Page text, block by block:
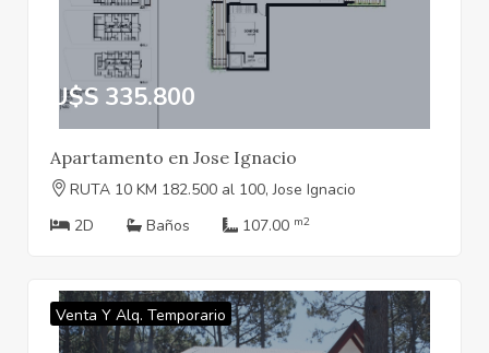
U$S 335.800
Apartamento en Jose Ignacio
RUTA 10 KM 182.500 al 100, Jose Ignacio
2D
Baños 107.00 m2
Venta Y Alq. Temporario